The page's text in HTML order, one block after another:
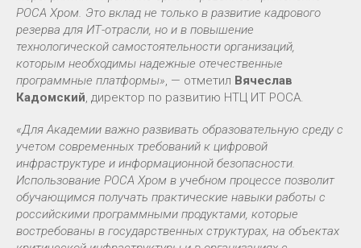
РОСА Хром. Это вклад не только в развитие кадрового
резерва для ИТ-отрасли, но и в повышение
технологической самостоятельности организаций,
которым необходимы надежные отечественные
программные платформы», — отметил Вячеслав
Кадомский, директор по развитию НТЦ ИТ РОСА.
«Для Академии важно развивать образовательную среду с
учетом современных требований к цифровой
инфраструктуре и информационной безопасности.
Использование РОСА Хром в учебном процессе позволит
обучающимся получать практические навыки работы с
российскими программными продуктами, которые
востребованы в государственных структурах, на объектах